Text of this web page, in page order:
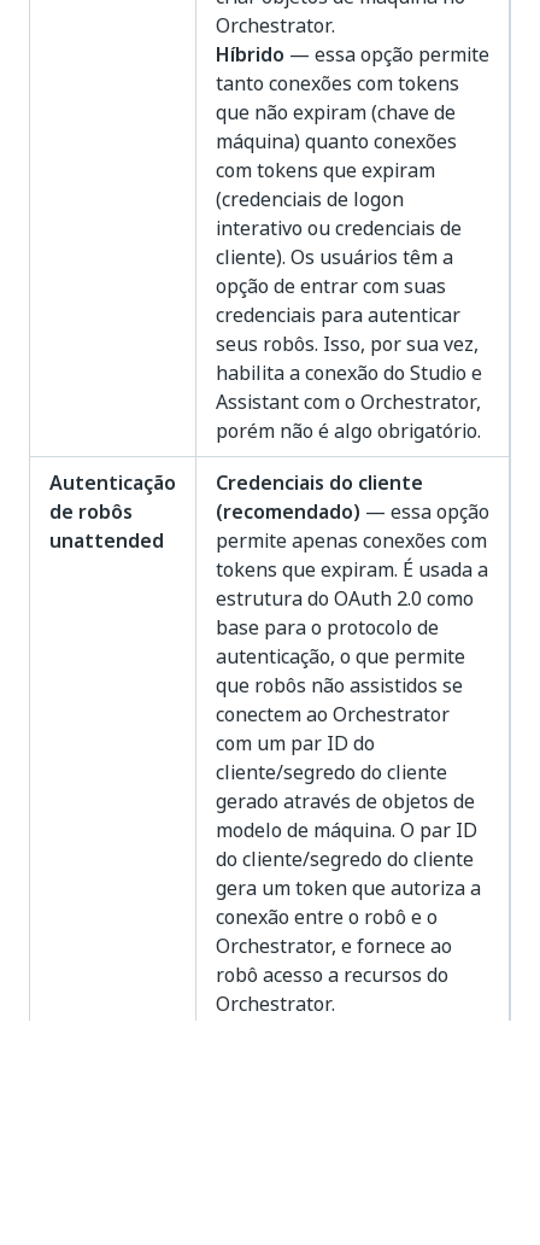
Orchestrator.
Híbrido — essa opção permite
tanto conexões com tokens
que não expiram (chave de
máquina) quanto conexões
com tokens que expiram
(credenciais de logon
interativo ou credenciais de
cliente). Os usuários têm a
opção de entrar com suas
credenciais para autenticar
seus robôs. Isso, por sua vez,
habilita a conexão do Studio e
Assistant com o Orchestrator,
porém não é algo obrigatório.
Autenticação
de robôs
unattended
Credenciais do cliente
(recomendado) — essa opção
permite apenas conexões com
tokens que expiram. É usada a
estrutura do OAuth 2.0 como
base para o protocolo de
autenticação, o que permite
que robôs não assistidos se
conectem ao Orchestrator
com um par ID do
cliente/segredo do cliente
gerado através de objetos de
modelo de máquina. O par ID
do cliente/segredo do cliente
gera um token que autoriza a
conexão entre o robô e o
Orchestrator, e fornece ao
robô acesso a recursos do
Orchestrator.